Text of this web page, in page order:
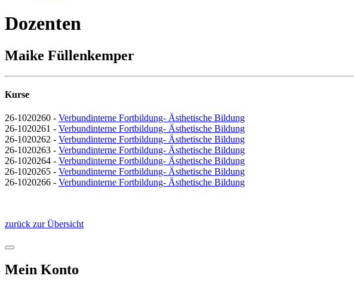
Dozenten
Maike Füllenkemper
Kurse
26-1020260 - Verbundinterne Fortbildung- Ästhetische Bildung
26-1020261 - Verbundinterne Fortbildung- Ästhetische Bildung
26-1020262 - Verbundinterne Fortbildung- Ästhetische Bildung
26-1020263 - Verbundinterne Fortbildung- Ästhetische Bildung
26-1020264 - Verbundinterne Fortbildung- Ästhetische Bildung
26-1020265 - Verbundinterne Fortbildung- Ästhetische Bildung
26-1020266 - Verbundinterne Fortbildung- Ästhetische Bildung
zurück zur Übersicht
Mein Konto